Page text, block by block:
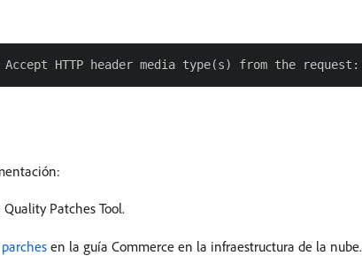
Patches Tool.
en la guía Commerce en la infraestructura de la nube.